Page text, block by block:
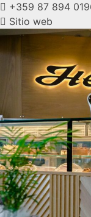
+359 87 894
Sitio web